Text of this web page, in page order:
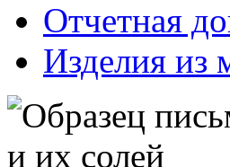
Отчетная
Изделия из